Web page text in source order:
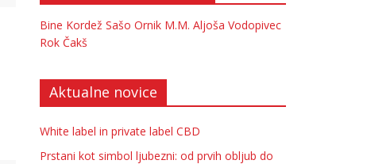
Bine Kordež Sašo Ornik M.M. Aljoša Vodopivec
Rok Čakš
Aktualne novice
White label in private label CBD
Prstani kot simbol ljubezni: od prvih obljub do